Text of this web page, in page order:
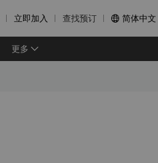
立即加入 查找预订  简体中文
更多